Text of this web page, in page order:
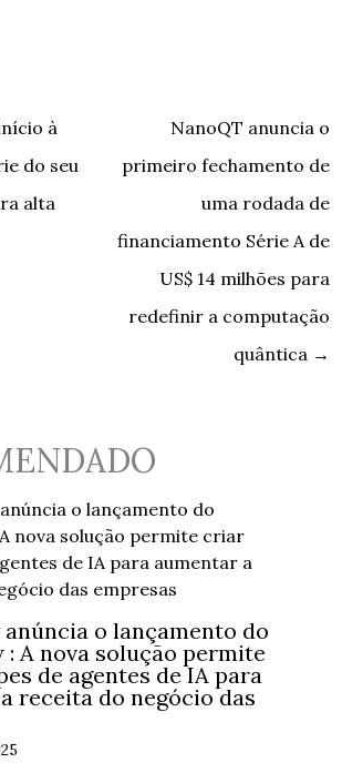
à
do seu
alta
NanoQT anuncia o
primeiro fechamento de
uma rodada de
financiamento Série A de
US$ 14 milhões para
redefinir a computação
quântica →
anúncia o lançamento do
: A nova solução permite
de agentes de IA para
receita do negócio das